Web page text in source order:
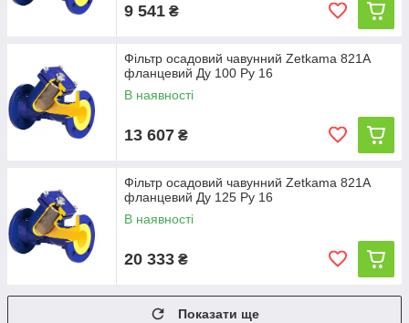
9 541 ₴
Фільтр осадовий чавунний Zetkama 821A
фланцевий Ду 100 Ру 16
В наявності
13 607 ₴
Фільтр осадовий чавунний Zetkama 821A
фланцевий Ду 125 Ру 16
В наявності
20 333 ₴
Показати ще